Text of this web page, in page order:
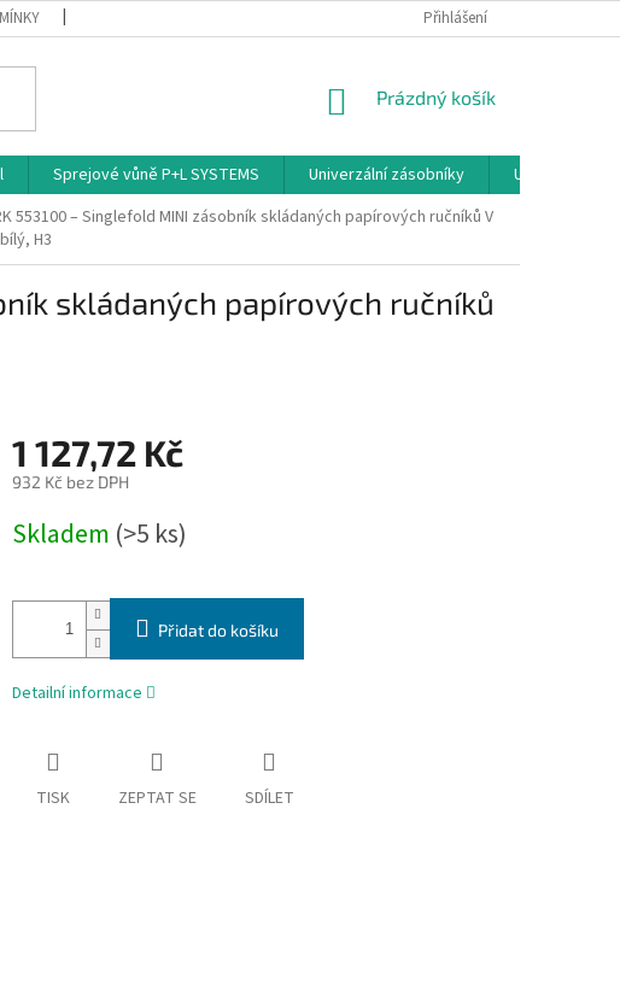
Přihlášení
NÁKUPNÍ
Prázdný košík
Sprejové vůně P+L SYSTEMS Univerzální zásobníky Univerzální
553100 – Singlefold MINI zásobník skládaných papírových ručníků V
H3
skládaných papírových ručníků
1 127,72 Kč
932 Kč bez DPH
cena:
Skladem (>5 ks)
Přidat do košíku
Detailní informace
TISK ZEPTAT SE SDÍLET